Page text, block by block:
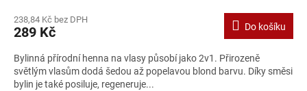
238,84 Kč bez DPH
289 Kč Do košíku
Bylinná přírodní henna na vlasy působí jako 2v1. Přirozeně
světlým vlasům dodá šedou až popelavou blond barvu. Díky směsi
bylin je také posiluje, regeneruje...